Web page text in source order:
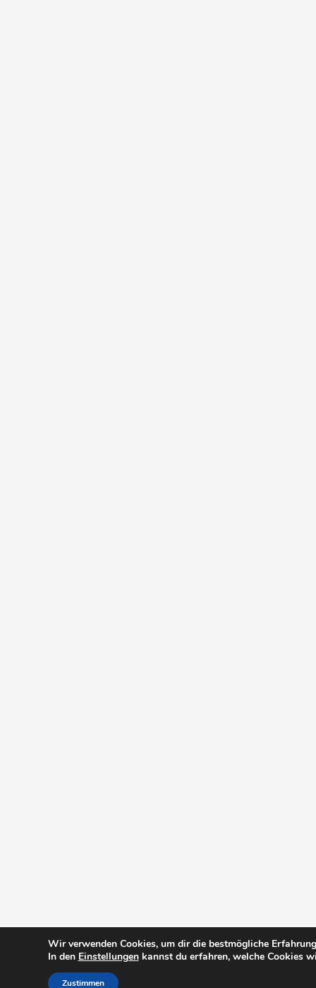
Wir verwenden Cookies, um dir die bestmögliche
In den Einstellungenkannst du erfahren, welche Cookies
Zustimmen